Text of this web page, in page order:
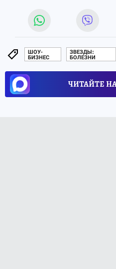
ШОУ-
БИЗНЕС
ЗВЕЗДЫ:
БОЛЕЗНИ
ЧИТАЙТЕ